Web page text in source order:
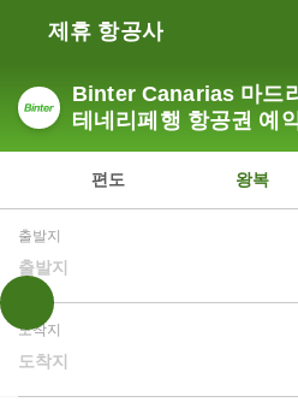
제휴 항공사
Binter Canarias 마드
테네리페행 항공권 예
편도 왕복
출발지
출발지
도착지
도착지